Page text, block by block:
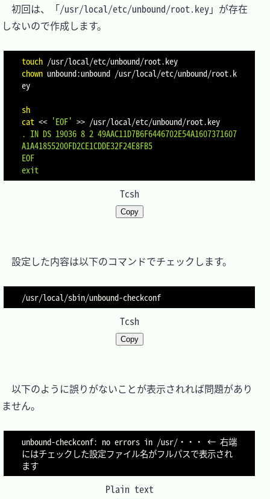
初回は、「/usr/local/etc/unbound/root.key」が存在
しないので作成します。
touch
chown unbound:unbound /usr/local/etc/unbound/root.k
ey
sh
cat << 'EOF' >> /usr/local/etc/unbound/root.key
. IN DS 19036 8 2 49AAC11D7B6F6446702E54A1607371607
A1A41855200FD2CE1CDDE32F24E8FB5
EOF
exit
Tcsh
Copy
設定した内容は以下のコマンドでチェックします。
Tcsh
Copy
以下のように誤りがないことが表示されれば問題があり
ません。
unbound-checkconf: no errors in /usr/・・・ ← 右端
にはチェックした設定ファイル名がフルパスで表示され
Plain text